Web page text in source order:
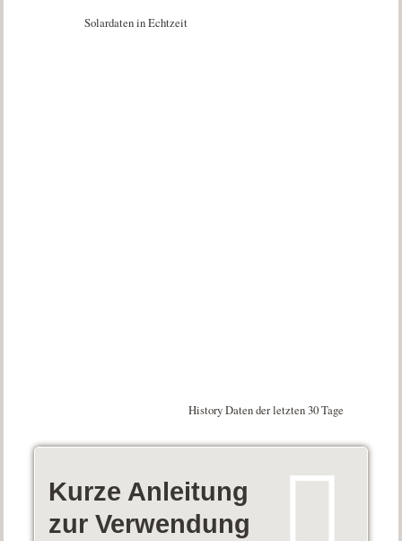
Solardaten in Echtzeit
History Daten der letzten 30 Tage
Kurze Anleitung
zur Verwendung